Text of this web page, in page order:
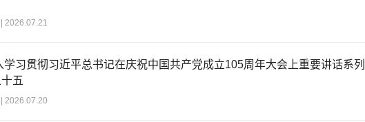
| 2026.07.21
学习贯彻习近平总书记在庆祝中国共产党成立105周年大会上重要讲话系列
五
| 2026.07.20